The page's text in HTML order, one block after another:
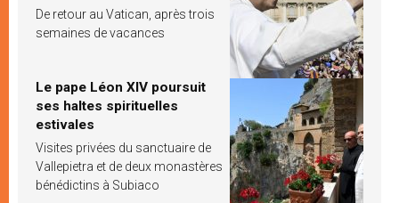
De retour au Vatican, après trois
semaines de vacances
Le pape Léon XIV poursuit
ses haltes spirituelles
estivales
Visites privées du sanctuaire de
Vallepietra et de deux monastères
bénédictins à Subiaco